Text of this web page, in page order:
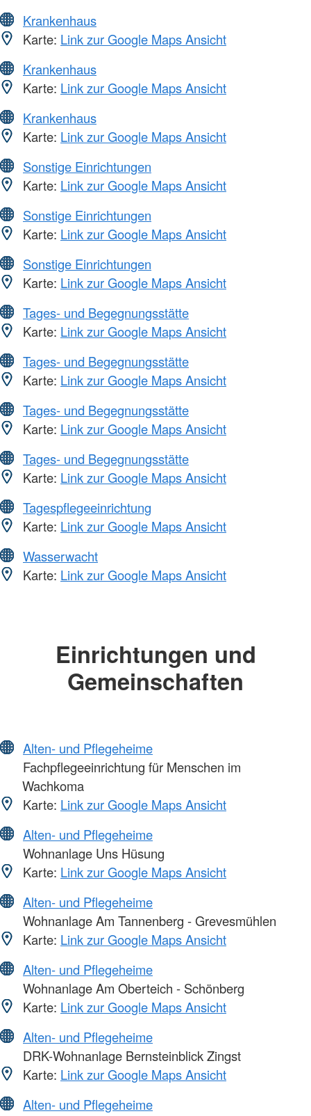
Krankenhaus
Karte: Link zur Google Maps Ansicht
Krankenhaus
Karte: Link zur Google Maps Ansicht
Krankenhaus
Karte: Link zur Google Maps Ansicht
Sonstige Einrichtungen
Karte: Link zur Google Maps Ansicht
Sonstige Einrichtungen
Karte: Link zur Google Maps Ansicht
Sonstige Einrichtungen
Karte: Link zur Google Maps Ansicht
Tages- und Begegnungsstätte
Karte: Link zur Google Maps Ansicht
Tages- und Begegnungsstätte
Karte: Link zur Google Maps Ansicht
Tages- und Begegnungsstätte
Karte: Link zur Google Maps Ansicht
Tages- und Begegnungsstätte
Karte: Link zur Google Maps Ansicht
Tagespflegeeinrichtung
Karte: Link zur Google Maps Ansicht
Wasserwacht
Karte: Link zur Google Maps Ansicht
Einrichtungen und
Gemeinschaften
Alten- und Pflegeheime
Fachpflegeeinrichtung für Menschen im
Wachkoma
Karte: Link zur Google Maps Ansicht
Alten- und Pflegeheime
Wohnanlage Uns Hüsung
Karte: Link zur Google Maps Ansicht
Alten- und Pflegeheime
Wohnanlage Am Tannenberg - Grevesmühlen
Karte: Link zur Google Maps Ansicht
Alten- und Pflegeheime
Wohnanlage Am Oberteich - Schönberg
Karte: Link zur Google Maps Ansicht
Alten- und Pflegeheime
DRK-Wohnanlage Bernsteinblick Zingst
Karte: Link zur Google Maps Ansicht
Alten- und Pflegeheime